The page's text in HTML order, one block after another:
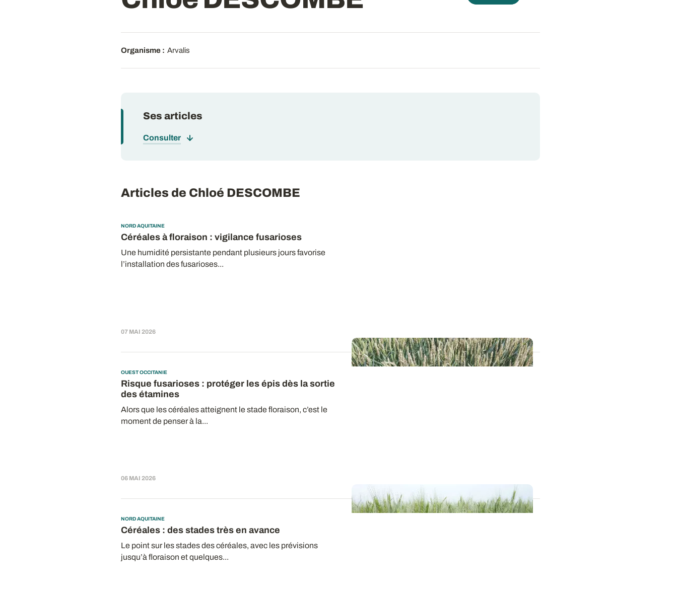
Organisme : Arvalis
Ses articles
Consulter
Articles de Chloé DESCOMBE
NORD AQUITAINE
Céréales à floraison : vigilance fusarioses
Une humidité persistante pendant plusieurs jours favorise
l’installation des fusarioses...
07 MAI 2026
OUEST OCCITANIE
Risque fusarioses : protéger les épis dès la sortie
des étamines
Alors que les céréales atteignent le stade floraison, c’est le
moment de penser à la...
06 MAI 2026
NORD AQUITAINE
Céréales : des stades très en avance
Le point sur les stades des céréales, avec les prévisions
jusqu’à floraison et quelques...